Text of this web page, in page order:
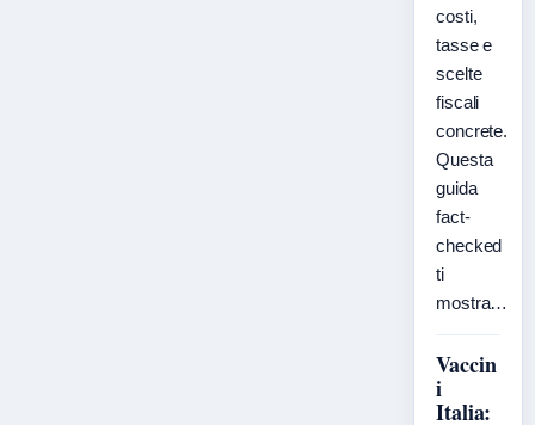
costi,
tasse e
scelte
fiscali
concrete.
Questa
guida
fact-
checked
ti
mostra…
Vaccin
i
Italia: